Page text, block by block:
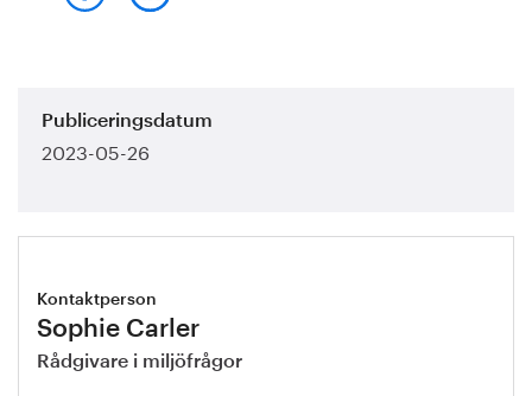
Publiceringsdatum
2023-05-26
Kontaktperson
Sophie Carler
Rådgivare i miljöfrågor